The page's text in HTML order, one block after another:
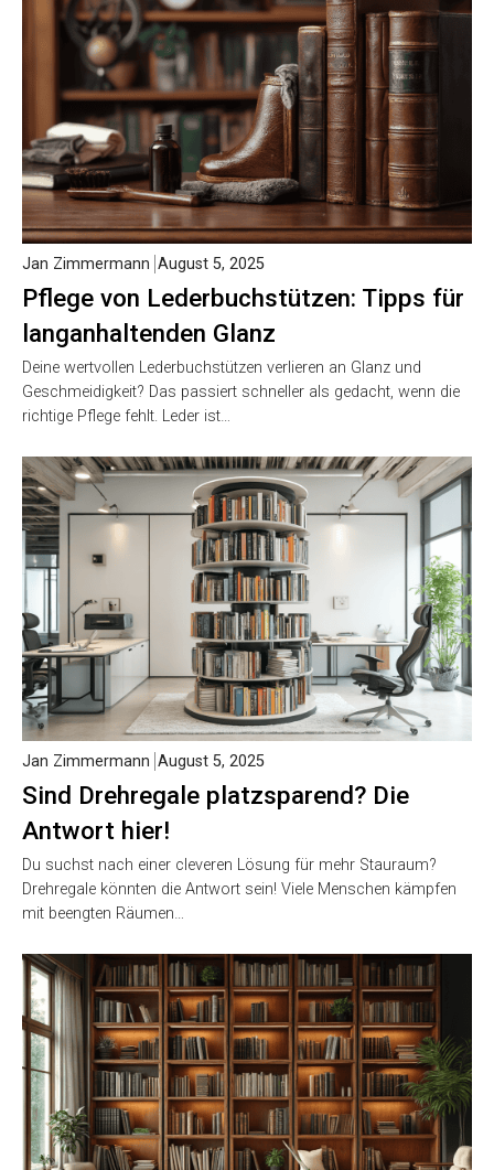
Pflege von Lederbuchstützen: Tipps für
langanhaltenden Glanz
Jan Zimmermann August 5, 2025
Deine wertvollen Lederbuchstützen verlieren an Glanz und
Geschmeidigkeit? Das passiert schneller als gedacht, wenn die
richtige Pflege fehlt. Leder ist…
Sind Drehregale platzsparend? Die
Antwort hier!
Jan Zimmermann August 5, 2025
Du suchst nach einer cleveren Lösung für mehr Stauraum?
Drehregale könnten die Antwort sein! Viele Menschen kämpfen
mit beengten Räumen…